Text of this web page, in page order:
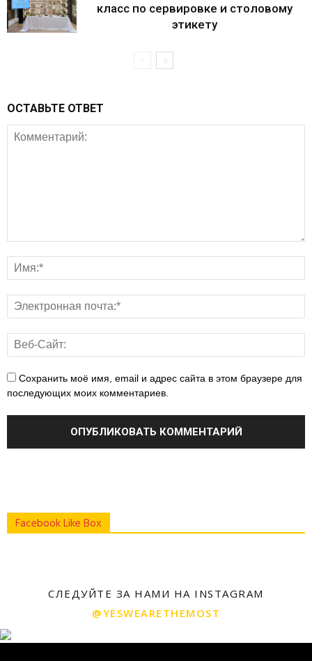
класс по сервировке и столовому
этикету
ОСТАВЬТЕ ОТВЕТ
Сохранить моё имя, email и адрес сайта в этом браузере для
последующих моих комментариев.
Facebook Like Box
СЛЕДУЙТЕ ЗА НАМИ НА INSTAGRAM
@YESWEARETHEMOST